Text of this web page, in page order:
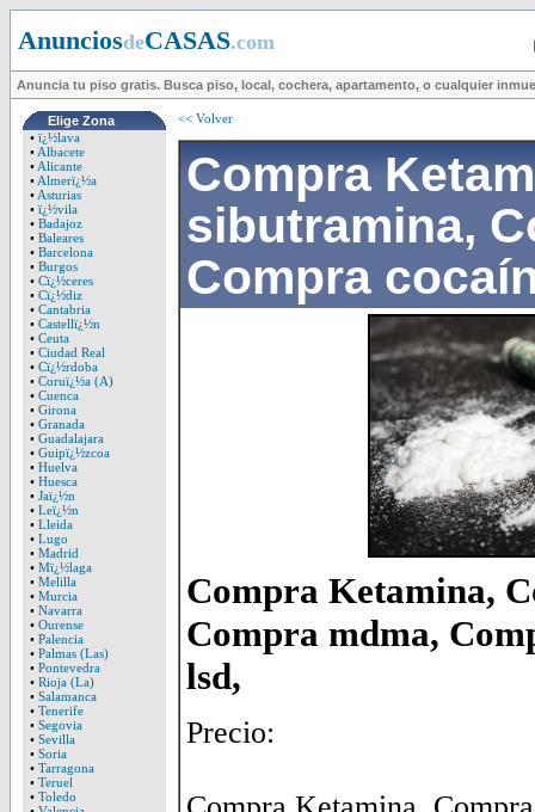
AnunciosdeCASAS.com
Anuncia tu piso gratis. Busca piso, local, cochera, apartamento, o cualquier
Elige Zona
• ï¿½lava
• Albacete
• Alicante
• Almerï¿½a
• Asturias
• ï¿½vila
• Badajoz
• Baleares
• Barcelona
• Burgos
• Cï¿½ceres
• Cï¿½diz
• Cantabria
• Castellï¿½n
• Ceuta
• Ciudad Real
• Cï¿½rdoba
• Coruï¿½a (A)
• Cuenca
• Girona
• Granada
• Guadalajara
• Guipï¿½zcoa
• Huelva
• Huesca
• Jaï¿½n
• Leï¿½n
• Lleida
• Lugo
• Madrid
• Mï¿½laga
• Melilla
• Murcia
• Navarra
• Ourense
• Palencia
• Palmas (Las)
• Pontevedra
• Rioja (La)
• Salamanca
• Tenerife
• Segovia
• Sevilla
• Soria
• Tarragona
• Teruel
• Toledo
<< Volver
Compra
sibutramina,
Compra
Compra Ketamina,
Compra mdma,
lsd,
Precio: